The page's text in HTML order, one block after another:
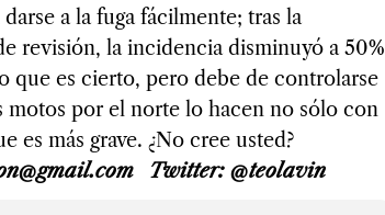
a la fuga fácilmente; tras la
revisión, la incidencia disminuyó a 50%
que es cierto, pero debe de controlarse
motos por el norte lo hacen no sólo con
es más grave. ¿No cree usted?
Twitter: @teolavin